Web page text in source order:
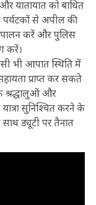
यातायात को बाधित
पर्यटकों से अपील की
पालन करें और पुलिस
करें।
भी आपात स्थिति में
प्राप्त कर सकते
श्रद्धालुओं और
सुनिश्चित करने के
साथ ड्यूटी पर तैनात